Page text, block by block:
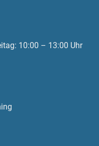
10:00 – 13:00 Uhr